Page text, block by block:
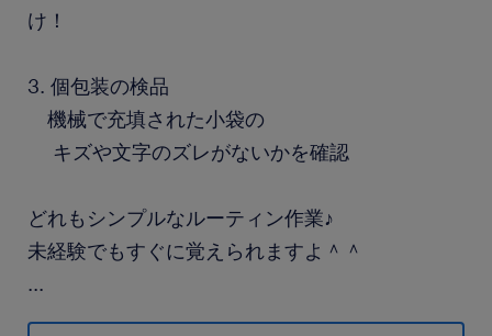
け！
3. 個包装の検品
機械で充填された小袋の
キズや文字のズレがないかを確認
どれもシンプルなルーティン作業♪
未経験でもすぐに覚えられますよ＾＾
...
派遣先の特徴